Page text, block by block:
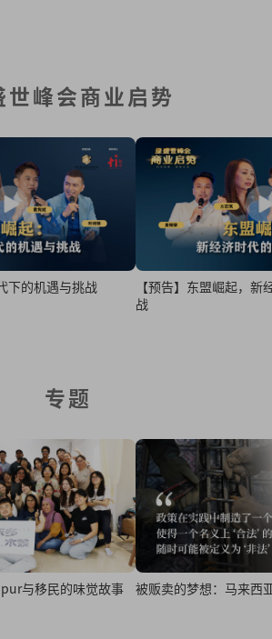
世峰会商业启势
下的机遇与挑战
【预告】东盟崛起，
战
专题
与移民的味觉故事 被贩卖的梦想：马来西